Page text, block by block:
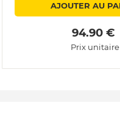
AJOUTER AU
94.90 €
Prix unitaire